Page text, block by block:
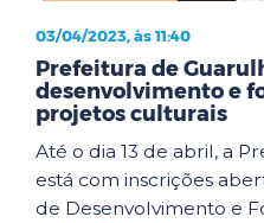
03/04/2023, às 11:40
Prefeitura de
desenvolvimento e
projetos culturais
Até o dia 13 de abril, a
está com inscrições
de Desenvolvimento e